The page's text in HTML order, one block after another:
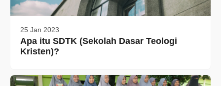
25 Jan 2023
Apa itu SDTK (Sekolah Dasar Teologi
Kristen)?